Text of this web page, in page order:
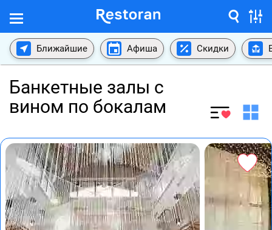
Ближайшие Афиша Скидки
Банкетные залы с
вином по бокалам